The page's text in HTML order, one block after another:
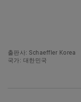
출판사: Schaeffler Korea
국가: 대한민국